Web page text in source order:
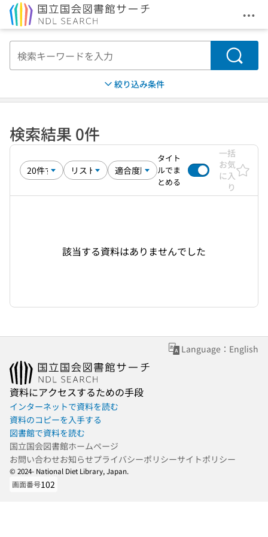
メ
検索
絞り込み条件
検索結果 0件
タイト
ルでま
とめる
一括
お気
に入
り
該当する資料はありませんでした
Language：English
資料にアクセスするための手段
インターネットで資料を読む
資料のコピーを入手する
図書館で資料を読む
国立国会図書館ホームページ
お問い合わせお知らせプライバシーポリシーサイトポリシー
© 2024- National Diet Library, Japan.
画面番号102